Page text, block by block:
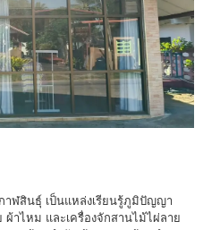
าฬสินธุ์ เป็นแหล่งเรียนรู้ภูมิปัญญา
าไหม และเครื่องจักสานไม้ไผ่ลาย